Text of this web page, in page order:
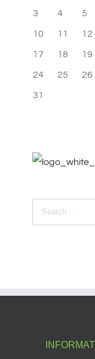
malesi vivera rius
3 4 5
10 11 12
17 18 19
24 25 26
31